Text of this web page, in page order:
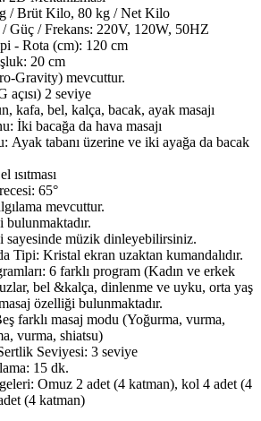
/ Brüt Kilo, 80 kg / Net Kilo
Güç / Frekans: 220V, 120W, 50HZ
- Rota (cm): 120 cm
20 cm
Gravity) mevcuttur.
açısı) 2 seviye
kafa, bel, kalça, bacak, ayak masajı
İki bacağa da hava masajı
Ayak tabanı üzerine ve iki ayağa da bacak
ısıtması
65°
mevcuttur.
sayesinde müzik dinleyebilirsiniz.
Tipi: Kristal ekran uzaktan kumandalıdır.
6 farklı program (Kadın ve erkek
bel &kalça, dinlenme ve uyku, orta yaş
özelliği bulunmaktadır.
farklı masaj modu (Yoğurma, vurma,
vurma, shiatsu)
Seviyesi: 3 seviye
15 dk.
Omuz 2 adet (4 katman), kol 4 adet (4
(4 katman)